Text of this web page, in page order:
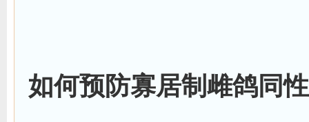
如何预防寡居制雌鸽同